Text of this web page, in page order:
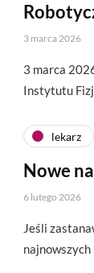
3 marca 2026
3 marca
Instytutu
lekarz
Nowe
6 lutego 2026
Jeśli
najnowszych